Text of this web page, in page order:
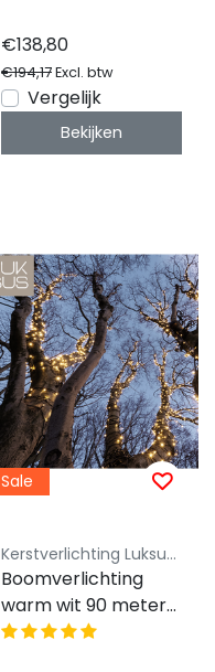
€138,80
€194,17Excl. btw
Vergelijk
Bekijken
Sale
Kerstverlichting Luksus - Koppelbaar
Boomverlichting
warm wit 90 meter
waterdicht 900 LED